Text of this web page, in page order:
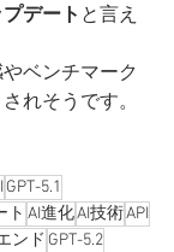
デート と言え
ベンチマーク
れそうです。
GPT-5.1
ト AI進化AI技術API
ンド GPT-5.2